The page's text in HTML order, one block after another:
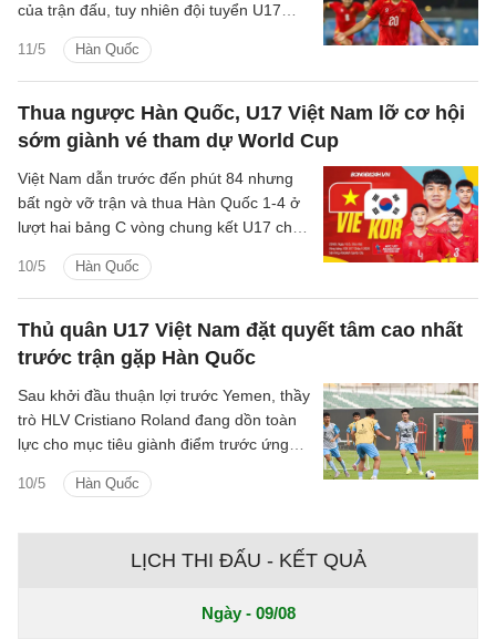
11/5 Hàn Quốc
của trận đấu, tuy nhiên đội tuyển U17
Việt Nam lại không thể đứng vững trong
những phút cuối trận.
Thua ngược Hàn Quốc, U17 Việt Nam lỡ cơ hội
sớm giành vé tham dự World Cup
10/5 Hàn Quốc
Việt Nam dẫn trước đến phút 84 nhưng
bất ngờ vỡ trận và thua Hàn Quốc 1-4 ở
lượt hai bảng C vòng chung kết U17 châu
Thủ quân U17 Việt Nam đặt quyết tâm cao nhất
trước trận gặp Hàn Quốc
10/5 Hàn Quốc
Sau khởi đầu thuận lợi trước Yemen, thầy
trò HLV Cristiano Roland đang dồn toàn
lực cho mục tiêu giành điểm trước ứng
cử viên vô địch U17 Hàn Quốc.
LỊCH THI ĐẤU - KẾT QUẢ
Ngày - 09/08